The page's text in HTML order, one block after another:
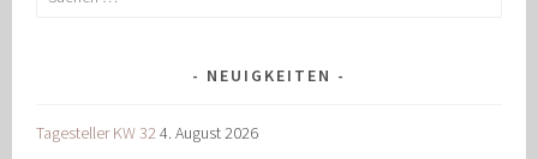
NEUIGKEITEN
Tagesteller KW 324. August 2026